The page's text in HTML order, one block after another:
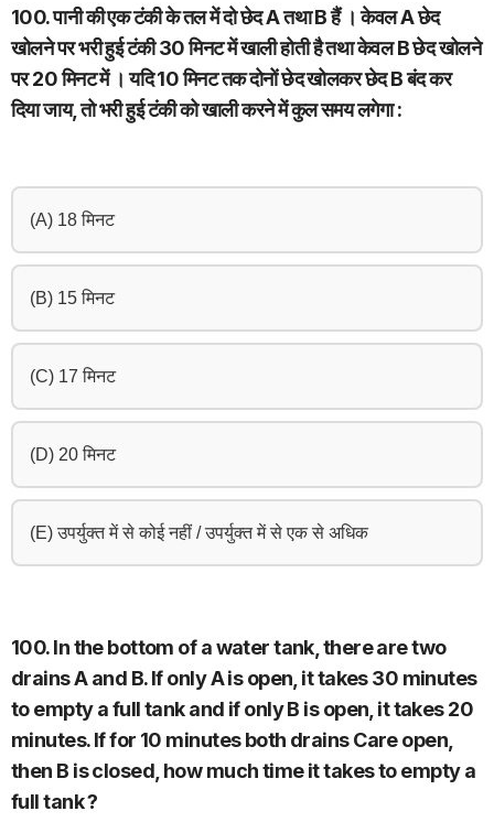
100. पानी की एक टंकी के तल में दो छेद A तथा B हैं । केवल A छेद
खोलने पर भरी हुई टंकी 30 मिनट में खाली होती है तथा केवल B छेद खोलने
पर 20 मिनट में । यदि 10 मिनट तक दोनों छेद खोलकर छेद B बंद कर
दिया जाय, तो भरी हुई टंकी को खाली करने में कुल समय लगेगा :
(A) 18 मिनट
(B) 15 मिनट
(C) 17 मिनट
(D) 20 मिनट
(E) उपर्युक्त में से कोई नहीं / उपर्युक्त में से एक से अधिक
100. In the bottom of a water tank, there are two
drains A and B. If only A is open, it takes 30 minutes
to empty a full tank and if only B is open, it takes 20
minutes. If for 10 minutes both drains Care open,
then B is closed, how much time it takes to empty a
full tank ?